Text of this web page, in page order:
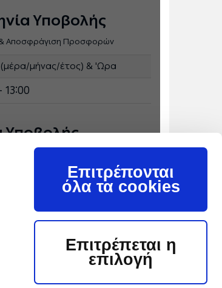
Επιτρέπονται
όλα τα cookies
Επιτρέπεται η
επιλογή
Υποβολής
& Αποσφράγιση Προσφορών
μήνας/έτος) & 'Ωρα
13:00
Υποβολής
πληροφορίες σχετικά με την υποβολή
Ι. Χαριτωνίδης Τηλ.:
i.charitonidis@ppcgroup.com,
Email e.filaki@ppcgroup.com
ΔΛΚΔΜ / Τομέας Συμβάσεων